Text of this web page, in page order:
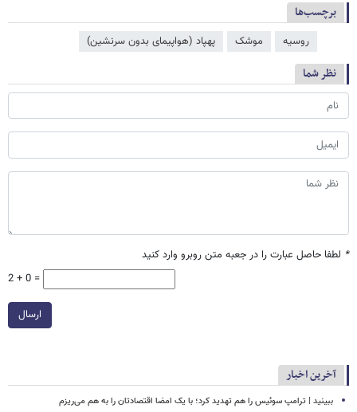
برچسب‌ها
روسیه موشک پهپاد (هواپیمای بدون سرنشین)
نظر شما
* لطفا حاصل عبارت را در جعبه متن روبرو وارد کنید
2 + 0 =
ارسال
آخرین اخبار
ببینید | ترامپ سوئیس را هم تهدید کرد؛ با یک امضا اقتصادتان را به هم می‌ریزم